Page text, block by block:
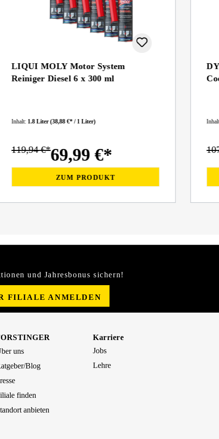
LIQUI MOLY Motor System
Reiniger Diesel 6 x 300 ml
Inhalt: 1.8 Liter(38,88 €* / 1 Liter)
69,99 €*
119,94 €*
ZUM PRODUKT
und Jahresbonus sichern!
FILIALE ANMELDEN
uns
Blog
finden
anbieten
Karriere
Jobs
Lehre